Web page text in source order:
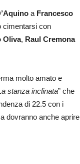
a Francesco
cimentarsi con
Oliva, Raul Cremona
molto amato e
stanza inclinata” che
di 22.5 con i
dovranno anche aprire